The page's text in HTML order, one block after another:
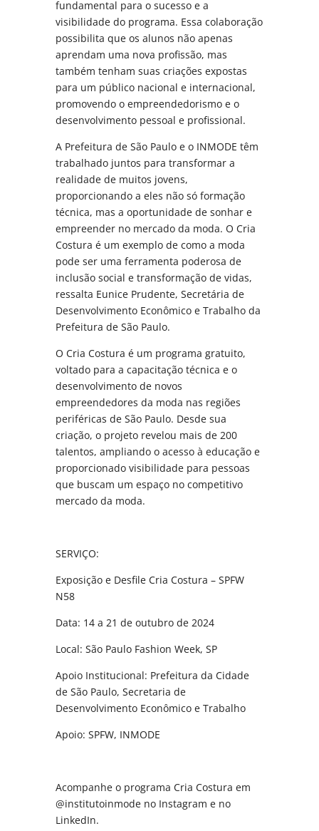
fundamental para o sucesso e a
visibilidade do programa. Essa colaboração
possibilita que os alunos não apenas
aprendam uma nova profissão, mas
também tenham suas criações expostas
para um público nacional e internacional,
promovendo o empreendedorismo e o
desenvolvimento pessoal e profissional.
A Prefeitura de São Paulo e o INMODE têm
trabalhado juntos para transformar a
realidade de muitos jovens,
proporcionando a eles não só formação
técnica, mas a oportunidade de sonhar e
empreender no mercado da moda. O Cria
Costura é um exemplo de como a moda
pode ser uma ferramenta poderosa de
inclusão social e transformação de vidas,
ressalta Eunice Prudente, Secretária de
Desenvolvimento Econômico e Trabalho da
Prefeitura de São Paulo.
O Cria Costura é um programa gratuito,
voltado para a capacitação técnica e o
desenvolvimento de novos
empreendedores da moda nas regiões
periféricas de São Paulo. Desde sua
criação, o projeto revelou mais de 200
talentos, ampliando o acesso à educação e
proporcionado visibilidade para pessoas
que buscam um espaço no competitivo
mercado da moda.
SERVIÇO:
Exposição e Desfile Cria Costura – SPFW
N58
Data: 14 a 21 de outubro de 2024
Local: São Paulo Fashion Week, SP
Apoio Institucional: Prefeitura da Cidade
de São Paulo, Secretaria de
Desenvolvimento Econômico e Trabalho
Apoio: SPFW, INMODE
Acompanhe o programa Cria Costura em
@institutoinmode no Instagram e no
LinkedIn.